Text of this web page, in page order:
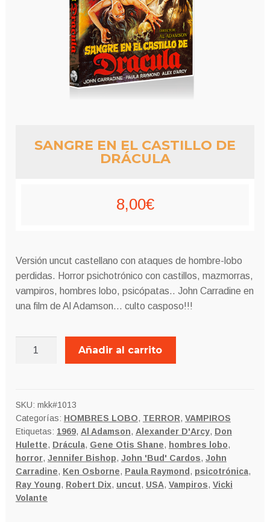
SANGRE EN EL CASTILLO DE
DRÁCULA
8,00€
Versión uncut castellano con ataques de hombre-lobo
perdidas. Horror psichotrónico con castillos, mazmorras,
vampiros, hombres lobo, psicópatas.. John Carradine en
una film de Al Adamson… culto casposo!!!
SANGRE
DE
DRÁCULA
cantidad
Añadir al carrito
SKU: mkk#1013
Categorías: HOMBRES LOBO, TERROR, VAMPIROS
Etiquetas: 1969, Al Adamson, Alexander D'Arcy, Don
Hulette, Drácula, Gene Otis Shane, hombres lobo,
horror, Jennifer Bishop, John 'Bud' Cardos, John
Carradine, Ken Osborne, Paula Raymond , psicotrónica,
Ray Young, Robert Dix, uncut, USA, Vampiros, Vicki
Volante